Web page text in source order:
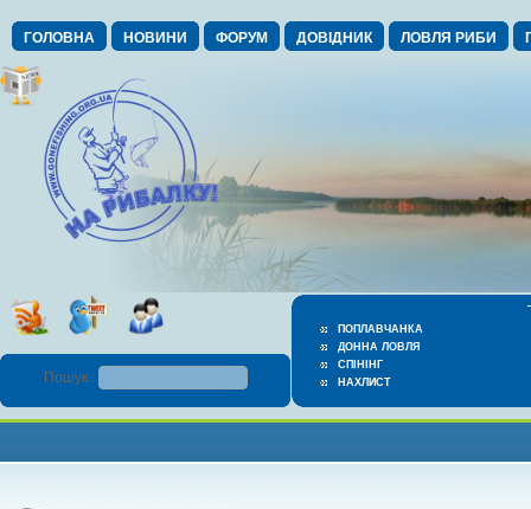
ГОЛОВНА НОВИНИ ФОРУМ ДОВІДНИК ЛОВЛЯ РИБИ
ПОПЛАВЧАНКА
ДОННА ЛОВЛЯ
СПІНІНГ
НАХЛИСТ
Пошук :